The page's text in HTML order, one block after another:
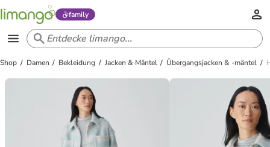
family
Shop Damen Bekleidung Jacken & Mäntel Übergangsjacken & -mäntel